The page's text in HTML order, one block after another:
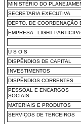
MINISTÉRIO DO
SECRETARIA EXECUTIVA
DEPTO. DE COORDENAÇÃO
EMPRESA : LIGHT
U S O S
DISPÊNDIOS DE CAPITAL
INVESTIMENTOS
DISPÊNDIOS CORRENTES
PESSOAL E ENCARGOS
SOCIAIS
MATERIAIS E PRODUTOS
SERVIÇOS DE TERCEIROS